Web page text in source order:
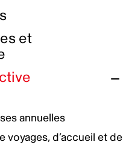
sur le
la parité
authentique
et
annuelles
voyages, d’accueil et de